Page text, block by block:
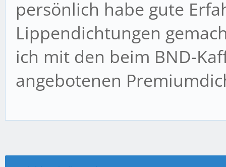
persönlich habe gute
Lippendichtungen
ich mit den beim BND-
angebotenen